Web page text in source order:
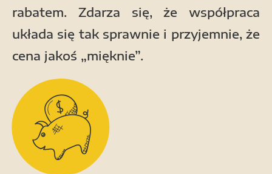
rabatem. Zdarza się, że współpraca
układa się tak sprawnie i przyjemnie, że
cena jakoś „mięknie”.